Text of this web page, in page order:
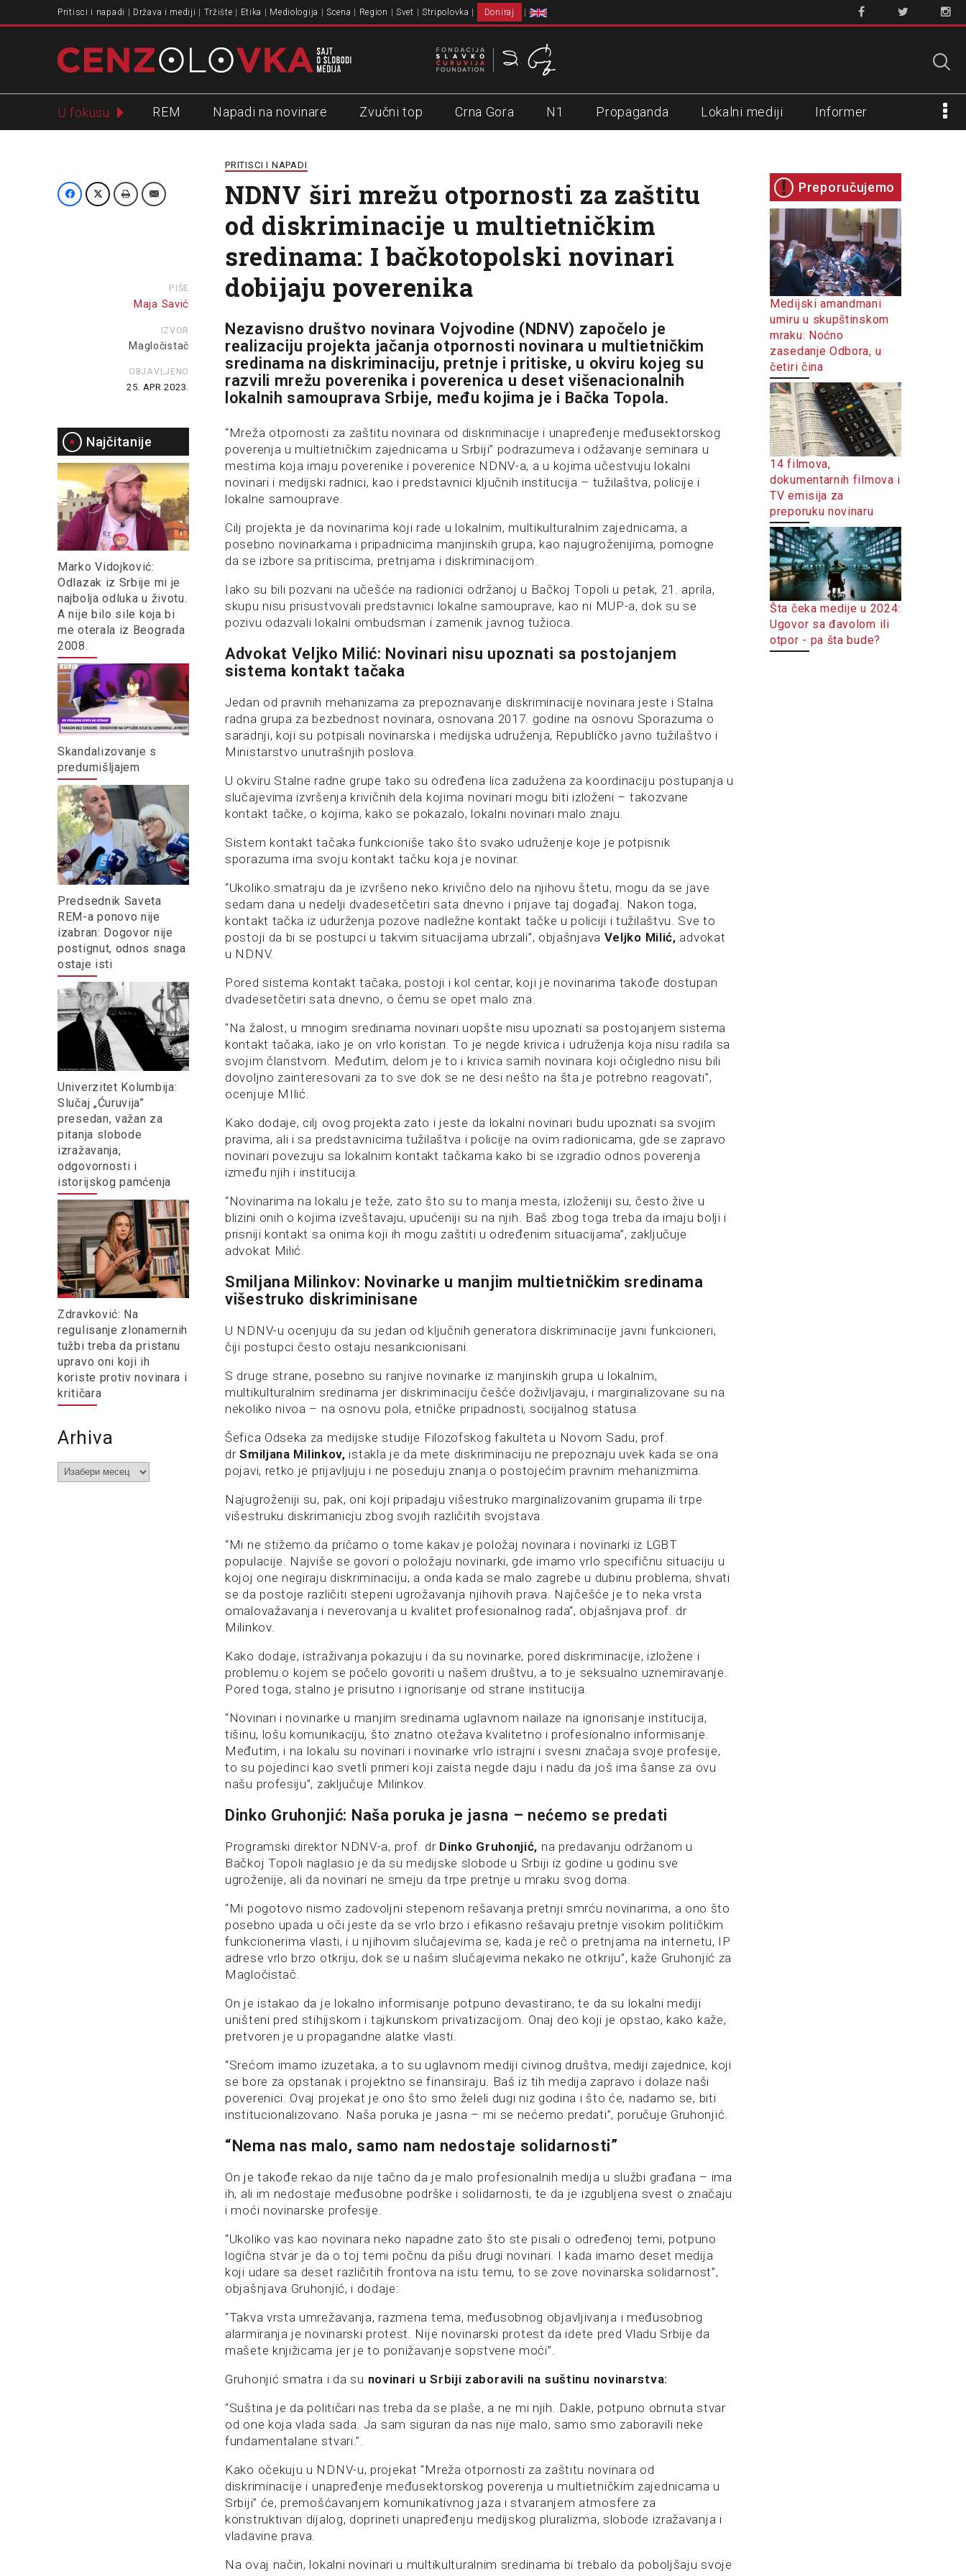
Pritisci i napadi Država i mediji Tržište Etika Mediologija Scena Region Svet Stripolovka Doniraj
U fokusu REM Napadi na novinare Zvučni top Crna Gora N1 Propaganda Lokalni mediji Informer
PIŠE
Maja Savić
IZVOR
Magločistač
OBJAVLJENO
25. APR 2023.
Najčitanije
Marko Vidojković:
Odlazak iz Srbije mi je
najbolja odluka u životu.
A nije bilo sile koja bi
me oterala iz Beograda
2008.
Skandalizovanje s
predumišljajem
Predsednik Saveta
REM-a ponovo nije
izabran: Dogovor nije
postignut, odnos snaga
ostaje isti
Univerzitet Kolumbija:
Slučaj „Ćuruvija”
presedan, važan za
pitanja slobode
izražavanja,
odgovornosti i
istorijskog pamćenja
Zdravković: Na
regulisanje zlonamernih
tužbi treba da pristanu
upravo oni koji ih
koriste protiv novinara i
kritičara
Arhiva
Arhiva
PRITISCI I NAPADI
NDNV širi mrežu otpornosti za zaštitu
od diskriminacije u multietničkim
sredinama: I bačkotopolski novinari
dobijaju poverenika
Nezavisno društvo novinara Vojvodine (NDNV) započelo je
realizaciju projekta jačanja otpornosti novinara u multietničkim
sredinama na diskriminaciju, pretnje i pritiske, u okviru kojeg su
razvili mrežu poverenika i poverenica u deset višenacionalnih
lokalnih samouprava Srbije, među kojima je i Bačka Topola.
“Mreža otpornosti za zaštitu novinara od diskriminacije i unapređenje međusektorskog
poverenja u multietničkim zajednicama u Srbiji” podrazumeva i odžavanje seminara u
mestima koja imaju poverenike i poverenice NDNV-a, a u kojima učestvuju lokalni
novinari i medijski radnici, kao i predstavnici ključnih institucija – tužilaštva, policije i
lokalne samouprave.
Cilj projekta je da novinarima koji rade u lokalnim, multikulturalnim zajednicama, a
posebno novinarkama i pripadnicima manjinskih grupa, kao najugroženijima, pomogne
da se izbore sa pritiscima, pretnjama i diskriminacijom.
Iako su bili pozvani na učešće na radionici održanoj u Bačkoj Topoli u petak, 21. aprila,
skupu nisu prisustvovali predstavnici lokalne samouprave, kao ni MUP-a, dok su se
pozivu odazvali lokalni ombudsman i zamenik javnog tužioca.
Advokat Veljko Milić: Novinari nisu upoznati sa postojanjem
sistema kontakt tačaka
Jedan od pravnih mehanizama za prepoznavanje diskriminacije novinara jeste i Stalna
radna grupa za bezbednost novinara, osnovana 2017. godine na osnovu Sporazuma o
saradnji, koji su potpisali novinarska i medijska udruženja, Republičko javno tužilaštvo i
Ministarstvo unutrašnjih poslova.
U okviru Stalne radne grupe tako su određena lica zadužena za koordinaciju postupanja u
slučajevima izvršenja krivičnih dela kojima novinari mogu biti izloženi – takozvane
kontakt tačke, o kojima, kako se pokazalo, lokalni novinari malo znaju.
Sistem kontakt tačaka funkcioniše tako što svako udruženje koje je potpisnik
sporazuma ima svoju kontakt tačku koja je novinar.
“Ukoliko smatraju da je izvršeno neko krivično delo na njihovu štetu, mogu da se jave
sedam dana u nedelji dvadesetčetiri sata dnevno i prijave taj događaj. Nakon toga,
kontakt tačka iz udurženja pozove nadležne kontakt tačke u policiji i tužilaštvu. Sve to
postoji da bi se postupci u takvim situacijama ubrzali”, objašnjava Veljko Milić, advokat
u NDNV.
Pored sistema kontakt tačaka, postoji i kol centar, koji je novinarima takođe dostupan
dvadesetčetiri sata dnevno, o čemu se opet malo zna.
“Na žalost, u mnogim sredinama novinari uopšte nisu upoznati sa postojanjem sistema
kontakt tačaka, iako je on vrlo koristan. To je negde krivica i udruženja koja nisu radila sa
svojim članstvom. Međutim, delom je to i krivica samih novinara koji očigledno nisu bili
dovoljno zainteresovani za to sve dok se ne desi nešto na šta je potrebno reagovati”,
ocenjuje MIlić.
Kako dodaje, cilj ovog projekta zato i jeste da lokalni novinari budu upoznati sa svojim
pravima, ali i sa predstavnicima tužilaštva i policije na ovim radionicama, gde se zapravo
novinari povezuju sa lokalnim kontakt tačkama kako bi se izgradio odnos poverenja
između njih i institucija.
“Novinarima na lokalu je teže, zato što su to manja mesta, izloženiji su, često žive u
blizini onih o kojima izveštavaju, upućeniji su na njih. Baš zbog toga treba da imaju bolji i
prisniji kontakt sa onima koji ih mogu zaštiti u određenim situacijama”, zaključuje
advokat Milić.
Smiljana Milinkov: Novinarke u manjim multietničkim sredinama
višestruko diskriminisane
U NDNV-u ocenjuju da su jedan od ključnih generatora diskriminacije javni funkcioneri,
čiji postupci često ostaju nesankcionisani.
S druge strane, posebno su ranjive novinarke iz manjinskih grupa u lokalnim,
multikulturalnim sredinama jer diskriminaciju češće doživljavaju, i marginalizovane su na
nekoliko nivoa – na osnovu pola, etničke pripadnosti, socijalnog statusa.
Šefica Odseka za medijske studije Filozofskog fakulteta u Novom Sadu, prof.
drSmiljana Milinkov, istakla je da mete diskriminaciju ne prepoznaju uvek kada se ona
pojavi, retko je prijavljuju i ne poseduju znanja o postojećim pravnim mehanizmima.
Najugroženiji su, pak, oni koji pripadaju višestruko marginalizovanim grupama ili trpe
višestruku diskrimanicju zbog svojih različitih svojstava.
“Mi ne stižemo da pričamo o tome kakav je položaj novinara i novinarki iz LGBT
populacije. Najviše se govori o položaju novinarki, gde imamo vrlo specifičnu situaciju u
kojoj one negiraju diskriminaciju, a onda kada se malo zagrebe u dubinu problema, shvati
se da postoje različiti stepeni ugrožavanja njihovih prava. Najčešće je to neka vrsta
omalovažavanja i neverovanja u kvalitet profesionalnog rada“, objašnjava prof. dr
Milinkov.
Kako dodaje, istraživanja pokazuju i da su novinarke, pored diskriminacije, izložene i
problemu o kojem se počelo govoriti u našem društvu, a to je seksualno uznemiravanje.
Pored toga, stalno je prisutno i ignorisanje od strane institucija.
“Novinari i novinarke u manjim sredinama uglavnom nailaze na ignorisanje institucija,
tišinu, lošu komunikaciju, što znatno otežava kvalitetno i profesionalno informisanje.
Međutim, i na lokalu su novinari i novinarke vrlo istrajni i svesni značaja svoje profesije,
to su pojedinci kao svetli primeri koji zaista negde daju i nadu da još ima šanse za ovu
našu profesiju”, zaključuje Milinkov.
Dinko Gruhonjić: Naša poruka je jasna – nećemo se predati
Programski direktor NDNV-a, prof. dr Dinko Gruhonjić, na predavanju održanom u
Bačkoj Topoli naglasio je da su medijske slobode u Srbiji iz godine u godinu sve
ugroženije, ali da novinari ne smeju da trpe pretnje u mraku svog doma.
“Mi pogotovo nismo zadovoljni stepenom rešavanja pretnji smrću novinarima, a ono što
posebno upada u oči jeste da se vrlo brzo i efikasno rešavaju pretnje visokim političkim
funkcionerima vlasti, i u njihovim slučajevima se, kada je reč o pretnjama na internetu, IP
adrese vrlo brzo otkriju, dok se u našim slučajevima nekako ne otkriju”, kaže Gruhonjić za
Magločistač.
On je istakao da je lokalno informisanje potpuno devastirano, te da su lokalni mediji
uništeni pred stihijskom i tajkunskom privatizacijom. Onaj deo koji je opstao, kako kaže,
pretvoren je u propagandne alatke vlasti.
“Srećom imamo izuzetaka, a to su uglavnom mediji civinog društva, mediji zajednice, koji
se bore za opstanak i projektno se finansiraju. Baš iz tih medija zapravo i dolaze naši
poverenici. Ovaj projekat je ono što smo želeli dugi niz godina i što će, nadamo se, biti
institucionalizovano. Naša poruka je jasna – mi se nećemo predati”, poručuje Gruhonjić.
“Nema nas malo, samo nam nedostaje solidarnosti”
On je takođe rekao da nije tačno da je malo profesionalnih medija u službi građana – ima
ih, ali im nedostaje međusobne podrške i solidarnosti, te da je izgubljena svest o značaju
i moći novinarske profesije.
“Ukoliko vas kao novinara neko napadne zato što ste pisali o određenoj temi, potpuno
logična stvar je da o toj temi počnu da pišu drugi novinari. I kada imamo deset medija
koji udare sa deset različitih frontova na istu temu, to se zove novinarska solidarnost”,
objašnjava Gruhonjić, i dodaje:
“Takva vrsta umrežavanja, razmena tema, međusobnog objavljivanja i međusobnog
alarmiranja je novinarski protest. Nije novinarski protest da idete pred Vladu Srbije da
mašete knjižicama jer je to ponižavanje sopstvene moći”.
Gruhonjić smatra i da su novinari u Srbiji zaboravili na suštinu novinarstva:
“Suština je da političari nas treba da se plaše, a ne mi njih. Dakle, potpuno obrnuta stvar
od one koja vlada sada. Ja sam siguran da nas nije malo, samo smo zaboravili neke
fundamentalane stvari.”.
Kako očekuju u NDNV-u, projekat “Mreža otpornosti za zaštitu novinara od
diskriminacije i unapređenje međusektorskog poverenja u multietničkim zajednicama u
Srbiji” će, premošćavanjem komunikativnog jaza i stvaranjem atmosfere za
konstruktivan dijalog, doprineti unapređenju medijskog pluralizma, slobode izražavanja i
vladavine prava.
Na ovaj način, lokalni novinari u multikulturalnim sredinama bi trebalo da poboljšaju svoje
Preporučujemo
Medijski amandmani
umiru u skupštinskom
mraku: Noćno
zasedanje Odbora, u
četiri čina
14 filmova,
dokumentarnih filmova i
TV emisija za
preporuku novinaru
Šta čeka medije u 2024:
Ugovor sa đavolom ili
otpor - pa šta bude?